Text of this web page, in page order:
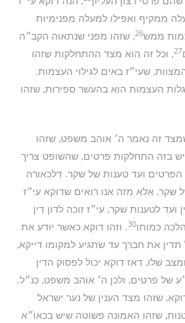
ממקיף ואפילו למעלה מפנימיות
ממש26, שזהו מפני שנתאוה הקב״ה
27, וכל זה הוא מצד ההתחלקות שזהו
שעי״ז באים לגילוי העצמות.
העצמות הוא בהעשר ספירות, שזהו
זה נאמר ה׳ אוהב משפט, שזהו
בזה התחלקות פרטים, שהשופט צריך
ועד טענות של שקר. דלכאורה
שקר, אלא מזה אנו רואים שדוקא עי״ז
לטענות שקר, עי״ז זוכה לדון דין
כמותו30. וזהו דוקא כאשר יודע את
תדין את חברך עד שתגיע למקומו דייקא,
שלו, דאז דוקא יכול לפסוק הדין
של פרטים, ולכן ה׳ אוהב משפט, כנ״ל.
שזהו מצד הענין של נער ישראל
שזהו האמונה פשוטה שיש בכאו״א